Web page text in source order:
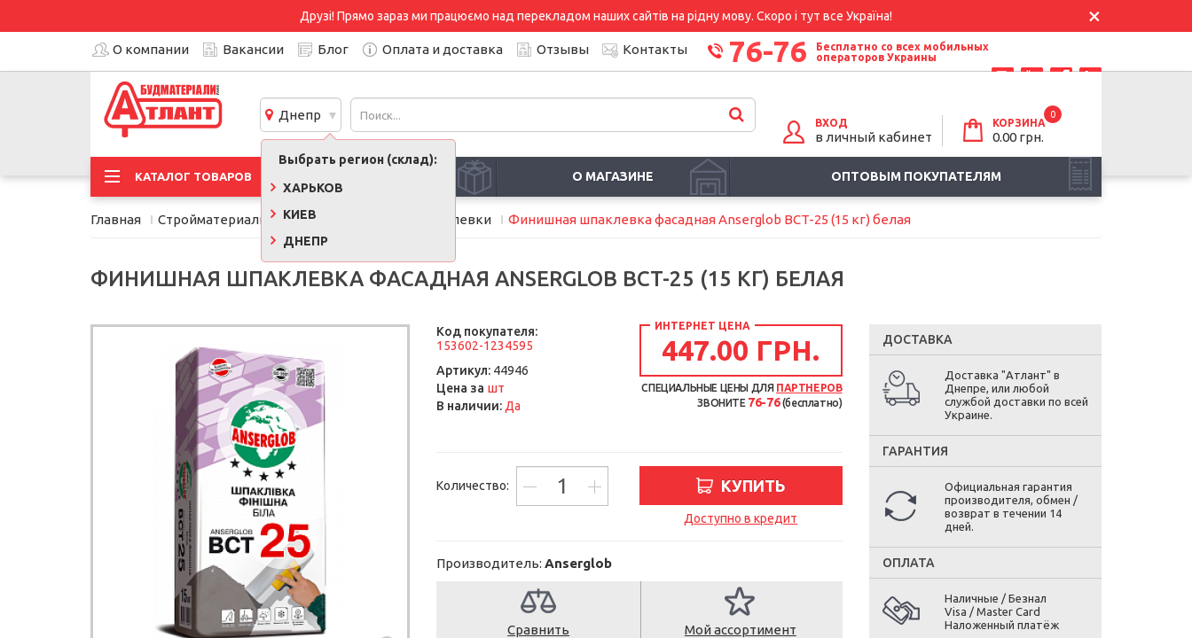
Друзі! Прямо зараз ми працюємо над перекладом наших сайтів на рідну мову. Скоро і тут все Україна!
О компании Вакансии Блог Оплата и доставка Отзывы Контакты 76-76
Бесплатно со всех мобильных
операторов Украины
Днепр
Выбрать регион (склад):
ХАРЬКОВ
КИЕВ
ДНЕПР
ВХОД
в личный кабинет
КОРЗИНА
0
0.00 грн.
КАТАЛОГ ТОВАРОВ О МАГАЗИНЕ ОПТОВЫМ ПОКУПАТЕЛЯМ
Главная Стройматериалы Сухие смеси, клеи Шпатлевки Финишная шпаклевка фасадная Anserglob BCT-25 (15 кг) белая
ФИНИШНАЯ ШПАКЛЕВКА ФАСАДНАЯ ANSERGLOB BCT-25 (15 КГ) БЕЛАЯ
Код покупателя:
153602-1234595
Артикул: 44946
Цена за шт
В наличии: Да
ИНТЕРНЕТ ЦЕНА
447.00 ГРН.
СПЕЦИАЛЬНЫЕ ЦЕНЫ ДЛЯ ПАРТНЕРОВ
ЗВОНИТЕ 76-76(бесплатно)
Количество: КУПИТЬ
Доступно в кредит
Производитель: Anserglob
Сравнить Мой ассортимент
ДОСТАВКА
Доставка "Атлант" в
Днепре, или любой
службой доставки по всей
Украине.
ГАРАНТИЯ
Официальная гарантия
производителя, обмен /
возврат в течении 14
дней.
ОПЛАТА
Наличные / Безнал
Visa / Master Card
Наложенный платёж